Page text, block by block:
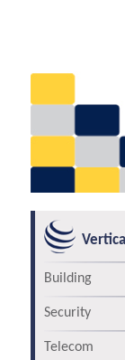
Vertical
Building
Security
Telecom